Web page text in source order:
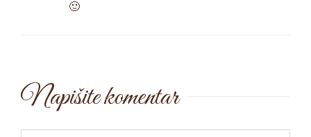
🙂
Napišite komentar